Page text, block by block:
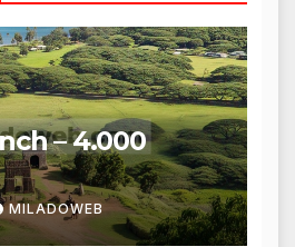
– 4.000
MILADOWEB